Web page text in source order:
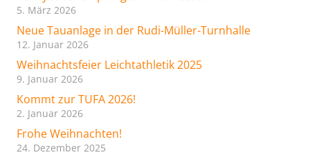
5. März 2026
Neue Tauanlage in der Rudi-Müller-Turnhalle
12. Januar 2026
Weihnachtsfeier Leichtathletik 2025
9. Januar 2026
Kommt zur TUFA 2026!
2. Januar 2026
Frohe Weihnachten!
24. Dezember 2025